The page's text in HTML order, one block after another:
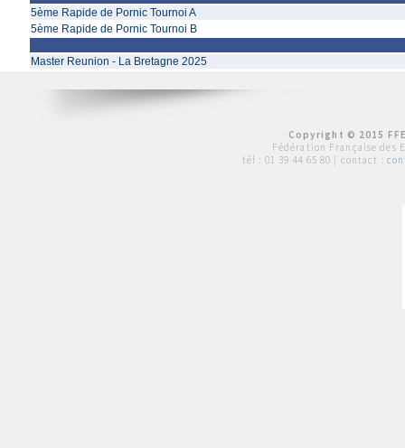
5ème Rapide de Pornic Tournoi A
5ème Rapide de Pornic Tournoi B
Master Reunion - La Bretagne 2025
Copyright © 2015
Fédération Française des
tél : 01 39 44 65 80 | contact :